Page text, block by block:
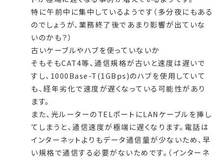
特に午前中に集中しているようです（多分夜にもある
のでしょうが、業務終了後であまり影響が出ていな
いのかも？）
古いケーブルやハブを使っていないか
そもそもCAT4等、通信規格が古いと速度は遅いで
すし、1000Base-T(1GBps)のハブを使用していて
も、経年劣化で速度が遅くなっている可能性があり
ます。
また、光ルーターのTELポートにLANケーブルを挿し
てしまうと、通信速度が極端に遅くなります。電話は
インターネットよりもデータ通信量が少ないため、早
い規格で通信する必要がないためです。（インターネ